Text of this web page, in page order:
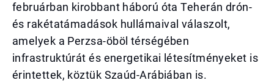
februárban kirobbant háború óta Teherán drón-
és rakétatámadások hullámaival válaszolt,
amelyek a Perzsa-öböl térségében
infrastruktúrát és energetikai létesítményeket is
érintettek, köztük Szaúd-Arábiában is.